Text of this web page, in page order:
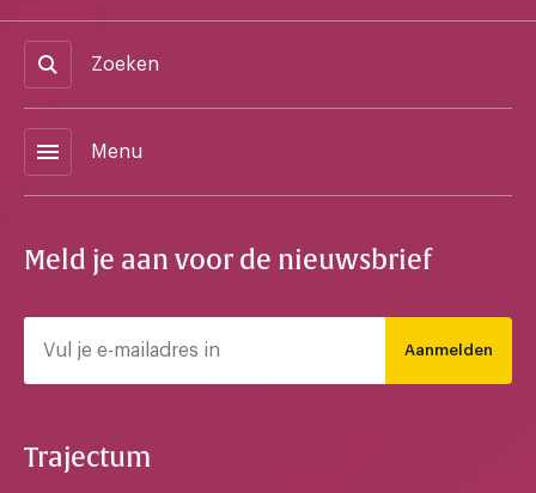
Zoeken
menu Menu
Meld je aan voor de nieuwsbrief
Aanmelden
Trajectum